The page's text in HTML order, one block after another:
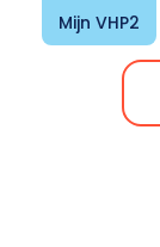
Mijn VHP2